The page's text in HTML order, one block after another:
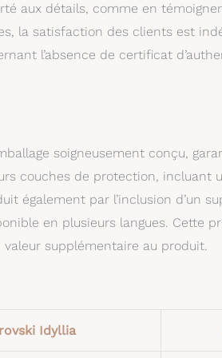
aux détails, comme en
la satisfaction des clients est
l’absence de certificat
soigneusement conçu,
couches de protection, incluant
également par l’inclusion d’un
en plusieurs langues. Cette
valeur supplémentaire au produit.
Idyllia